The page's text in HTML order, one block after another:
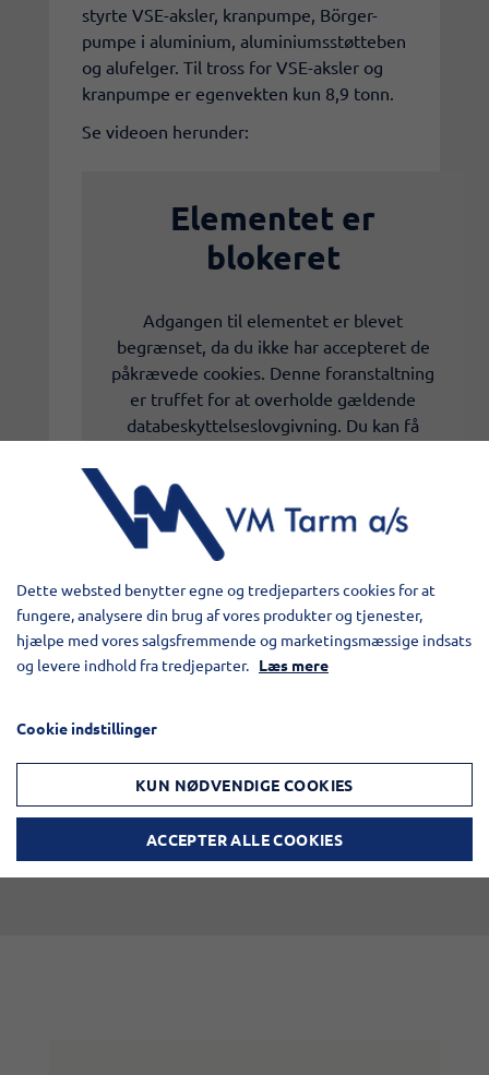
styrte VSE-aksler, kranpumpe, Börger-
pumpe i aluminium, aluminiumsstøtteben
og alufelger. Til tross for VSE-aksler og
kranpumpe er egenvekten kun 8,9 tonn.
Se videoen herunder:
Elementet er
blokeret
Adgangen til elementet er blevet
begrænset, da du ikke har accepteret de
påkrævede cookies. Denne foranstaltning
er truffet for at overholde gældende
databeskyttelseslovgivning. Du kan få
TILLAD COOKIES
LÆS MERE OM COOKIES
Dette websted benytter egne og tredjeparters cookies for at
fungere, analysere din brug af vores produkter og tjenester,
hjælpe med vores salgsfremmende og marketingsmæssige indsats
og levere indhold fra tredjeparter. Læs mere
Cookie indstillinger
KUN NØDVENDIGE COOKIES
ACCEPTER ALLE COOKIES